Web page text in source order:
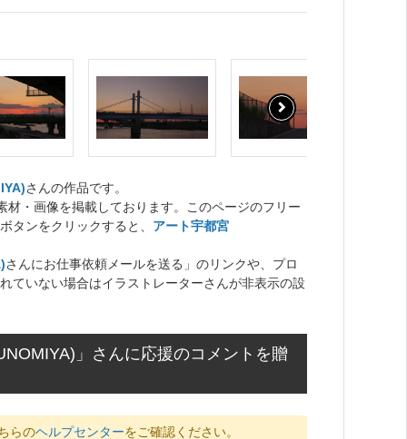
さんの作品です。
・画像を掲載しております。このページのフリー
タンをクリックすると、 アート宇都宮
さんにお仕事依頼メールを送る」のリンクや、プロ
ていない場合はイラストレーターさんが非表示の設
」さんに応援のコメントを贈
らのヘルプセンターをご確認ください。